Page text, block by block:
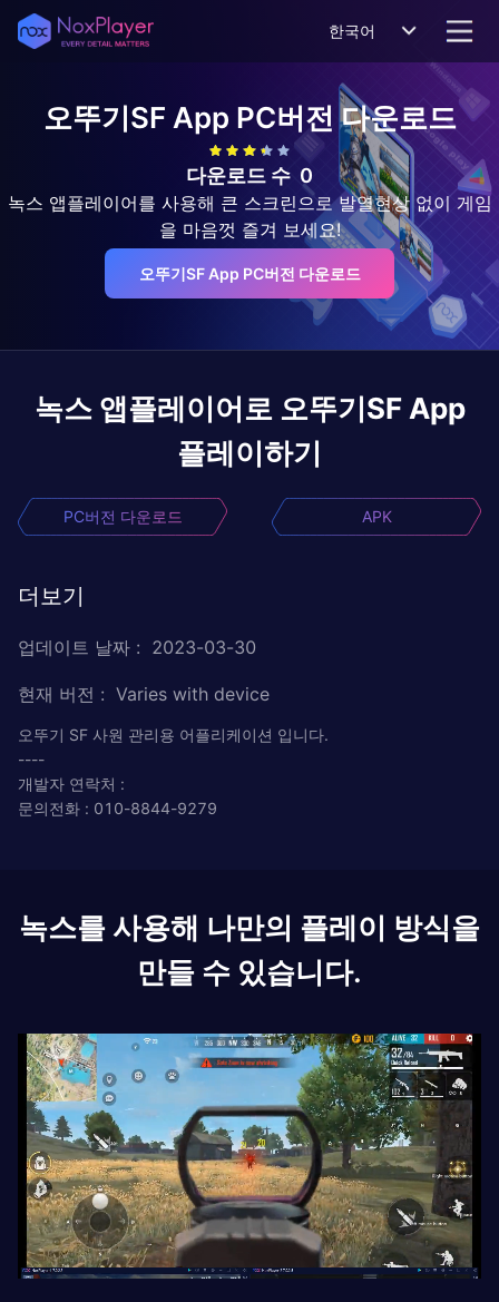
한국어
오뚜기SF App PC버전 다운로드
다운로드 수 0
녹스 앱플레이어를 사용해 큰 스크린으로 발열현상 없이 게임
을 마음껏 즐겨 보세요!
오뚜기SF App PC버전 다운로드
녹스 앱플레이어로 오뚜기SF App
플레이하기
PC버전 다운로드 APK
더보기
업데이트 날짜 : 2023-03-30
현재 버전 : Varies with device
오뚜기 SF 사원 관리용 어플리케이션 입니다.
----
개발자 연락처 :
문의전화 : 010-8844-9279
녹스를 사용해 나만의 플레이 방식을
만들 수 있습니다.